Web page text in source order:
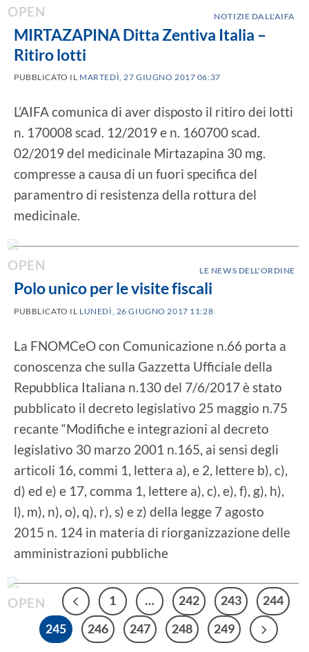
NOTIZIE DALL'AIFA
MIRTAZAPINA Ditta Zentiva Italia –
Ritiro lotti
PUBBLICATO IL MARTEDÌ, 27 GIUGNO 2017 06:37
L’AIFA comunica di aver disposto il ritiro dei lotti
n. 170008 scad. 12/2019 e n. 160700 scad.
02/2019 del medicinale Mirtazapina 30 mg.
compresse a causa di un fuori specifica del
paramentro di resistenza della rottura del
medicinale.
LE NEWS DELL'ORDINE
Polo unico per le visite fiscali
PUBBLICATO IL LUNEDÌ, 26 GIUGNO 2017 11:28
La FNOMCeO con Comunicazione n.66 porta a
conoscenza che sulla Gazzetta Ufficiale della
Repubblica Italiana n.130 del 7/6/2017 è stato
pubblicato il decreto legislativo 25 maggio n.75
recante “Modifiche e integrazioni al decreto
legislativo 30 marzo 2001 n.165, ai sensi degli
articoli 16, commi 1, lettera a), e 2, lettere b), c),
d) ed e) e 17, comma 1, lettere a), c), e), f), g), h),
l), m), n), o), q), r), s) e z) della legge 7 agosto
2015 n. 124 in materia di riorganizzazione delle
amministrazioni pubbliche
1 … 242 243
244
245
246 247 248 249